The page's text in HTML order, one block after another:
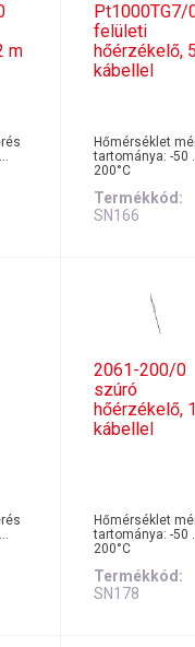
m
Pt1000TG7/
felületi
hőérzékelő,
kábellel
Hőmérséklet
tartománya: -50
200°C
Termékkód
SN166
2061-200/0
szúró
hőérzékelő,
kábellel
Hőmérséklet
tartománya: -50 …
200°C
Termékkód
SN178